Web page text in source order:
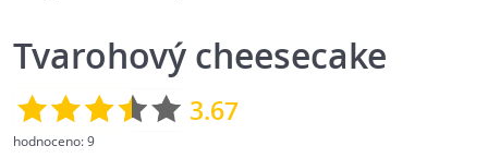
Tvarohový cheesecake
3.67
hodnoceno:9